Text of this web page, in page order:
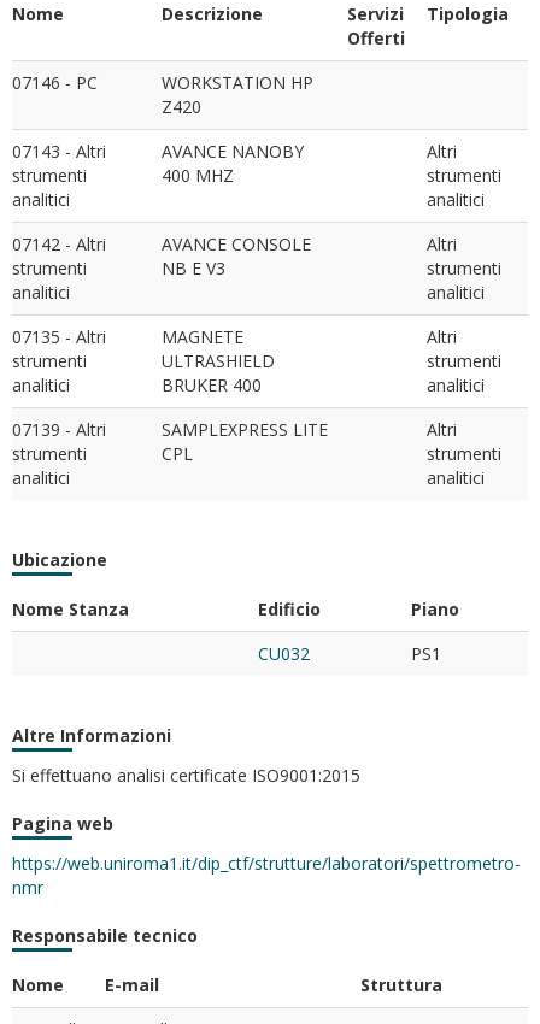
Nome Descrizione
Servizi
Offerti
Tipologia
07146 - PC
WORKSTATION HP
Z420
07143 - Altri
strumenti
analitici
AVANCE NANOBY
400 MHZ
Altri
strumenti
analitici
07142 - Altri
strumenti
analitici
AVANCE CONSOLE
NB E V3
Altri
strumenti
analitici
07135 - Altri
strumenti
analitici
MAGNETE
ULTRASHIELD
BRUKER 400
Altri
strumenti
analitici
07139 - Altri
strumenti
analitici
SAMPLEXPRESS LITE
CPL
Altri
strumenti
analitici
Ubicazione
Nome Stanza Edificio
Piano
CU032
PS1
Altre Informazioni
Si effettuano analisi certificate ISO9001:2015
Pagina web
https://web.uniroma1.it/dip_ctf/strutture/laboratori/spettrometro-
nmr
Responsabile tecnico
Nome E-mail
Struttura